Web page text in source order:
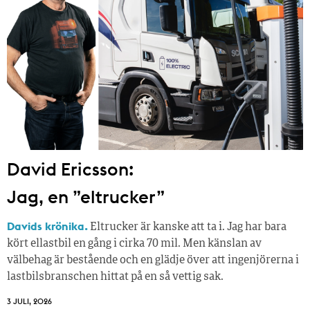
David Ericsson:
Jag, en ”eltrucker”
Davids krönika. Eltrucker är kanske att ta i. Jag har bara
kört ellastbil en gång i cirka 70 mil. Men känslan av
välbehag är bestående och en glädje över att ingenjörerna i
lastbilsbranschen hittat på en så vettig sak.
3 JULI, 2026